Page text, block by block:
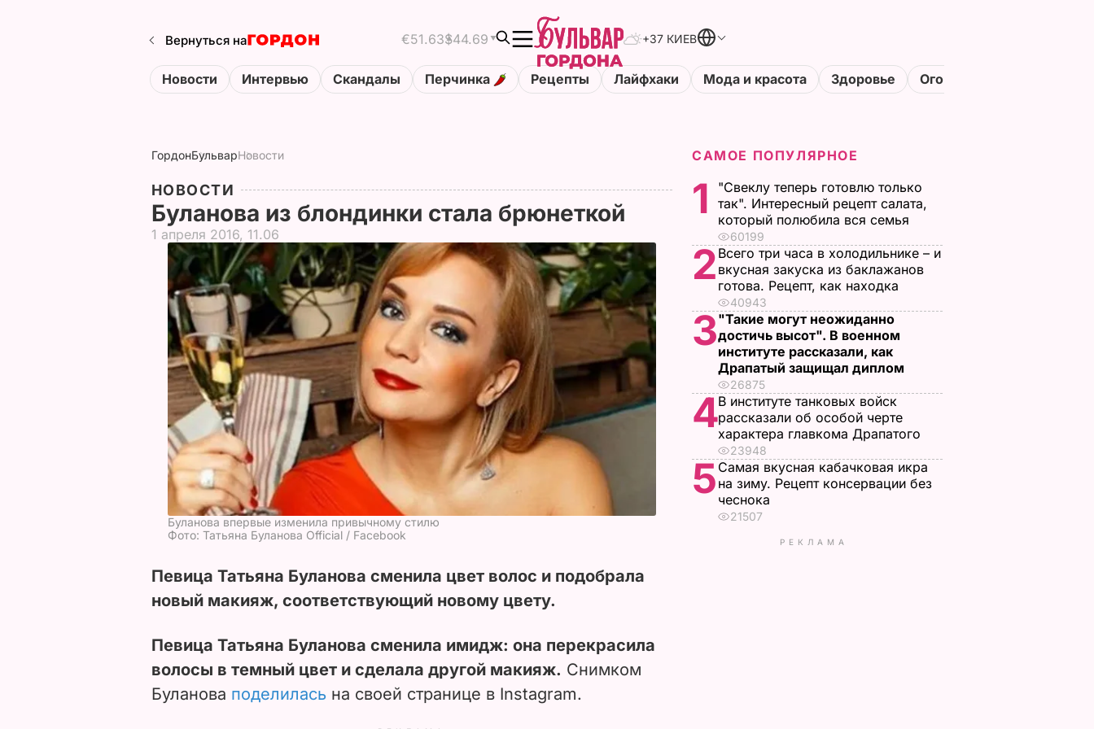
Вернуться на €51.63$44.69 +37 КИЕВ
Новости Интервью Скандалы Перчинка Рецепты Лайфхаки Мода и красота Здоровье Огороды
ГордонБульварНовости
НОВОСТИ
Буланова из блондинки стала брюнеткой
1 апреля 2016, 11.06
Буланова впервые изменила привычному стилю
Фото: Татьяна Буланова Official / Facebook
Певица Татьяна Буланова сменила цвет волос и подобрала
новый макияж, соответствующий новому цвету.
Певица Татьяна Буланова сменила имидж: она перекрасила
волосы в темный цвет и сделала другой макияж. Снимком
Буланова поделилась на своей странице в Instagram.
САМОЕ ПОПУЛЯРНОЕ
1
"Свеклу теперь готовлю только
так". Интересный рецепт салата,
который полюбила вся семья
60199
2 Всего три часа в холодильнике – и
вкусная закуска из баклажанов
готова. Рецепт, как находка
40943
3"Такие могут неожиданно
достичь высот". В военном
институте рассказали, как
Драпатый защищал диплом
26875
4В институте танковых войск
рассказали об особой черте
характера главкома Драпатого
23948
5 Самая вкусная кабачковая икра
на зиму. Рецепт консервации без
чеснока
21507
РЕКЛАМА